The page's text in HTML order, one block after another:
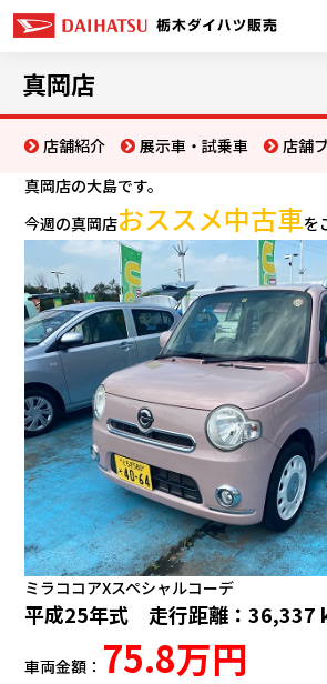
展示車
お知ら
イベン
ご購入
アフタ
会社情
真岡店
店舗紹介 展示車・試乗車
店舗
真岡店の大島です。
今週の真岡店おススメ中古車を
ミラココアXスペシャルコーデ
平成25年式 走行距離：36,337
車両金額： 75.8万円